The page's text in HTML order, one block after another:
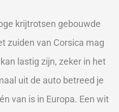
krijtrotsen gebouwde
zuiden van Corsica mag
lastig zijn, zeker in het
uit de auto betreed je
van is in Europa. Een wit